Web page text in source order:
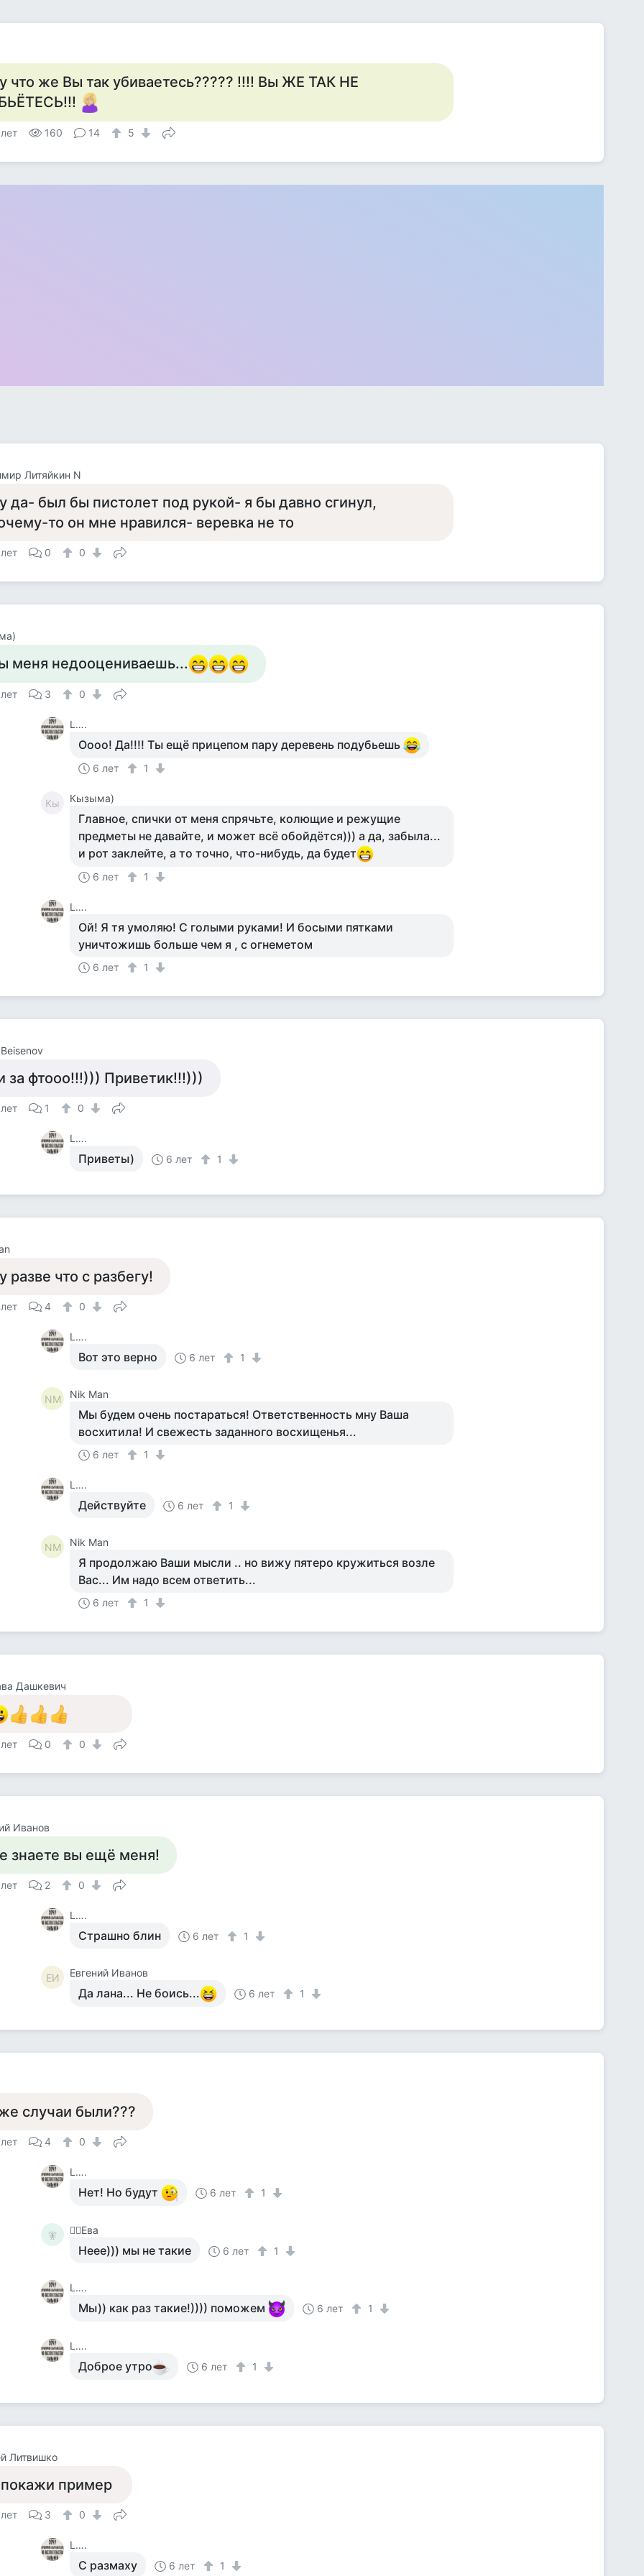
что же Вы так убиваетесь????? !!!! Вы ЖЕ ТАК НЕ
160 14 5
Литяйкин N
да- был бы пистолет под рукой- я бы давно сгинул,
то он мне нравился- веревка не то
0 0
меня недооцениваешь...
3 0
L….
Оооо! Да!!!! Ты ещё прицепом пару деревень подубьешь
6 лет 1
Кы Кызыма)
Главное, спички от меня спрячьте, колющие и режущие
предметы не давайте, и может всё обойдётся))) а да, забыла...
и рот заклейте, а то точно, что-нибудь, да будет
6 лет 1
L….
Ой! Я тя умоляю! С голыми руками! И босыми пятками
уничтожишь больше чем я , с огнеметом
6 лет 1
за фтооо!!!))) Приветик!!!)))
1 0
L….
Приветы) 6 лет 1
разве что с разбегу!
4 0
L….
Вот это верно 6 лет 1
NM Nik Man
Мы будем очень постараться! Ответственность мну Ваша
восхитила! И свежесть заданного восхищенья...
6 лет 1
L….
Действуйте 6 лет 1
NM Nik Man
Я продолжаю Ваши мысли .. но вижу пятеро кружиться возле
Вас... Им надо всем ответить...
6 лет 1
Дашкевич
0 0
Иванов
знаете вы ещё меня!
2 0
L….
Страшно блин 6 лет 1
ЕИ Евгений Иванов
Да лана... Не боись... 6 лет 1
случаи были???
4 0
L….
Нет! Но будут 6 лет 1
🧚‍ 🧚‍♀️Ева
Неее))) мы не такие 6 лет 1
L….
Мы)) как раз такие!)))) поможем 6 лет 1
L….
Доброе утро 6 лет 1
Литвишко
пример
3 0
L….
С размаху 6 лет 1